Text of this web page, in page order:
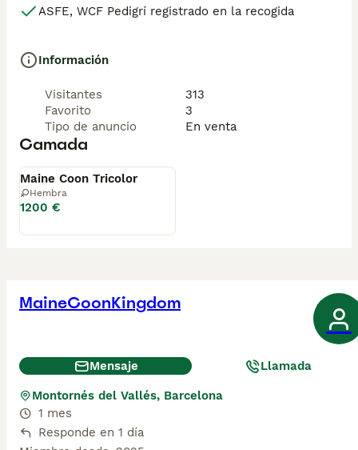
ASFE, WCF Pedigrí registrado en la recogida
Información
Visitantes
313
Favorito
3
Tipo de anuncio
En venta
Camada
Maine Coon Tricolor
Hembra
1200 €
MaineCoonKingdom
Mensaje Llamada
Montornés del Vallés, Barcelona
1 mes
Responde en 1 día